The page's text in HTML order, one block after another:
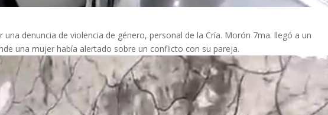
denuncia de violencia de género, personal de la Cría. Morón 7ma. llegó a un
una mujer había alertado sobre un conflicto con su pareja.